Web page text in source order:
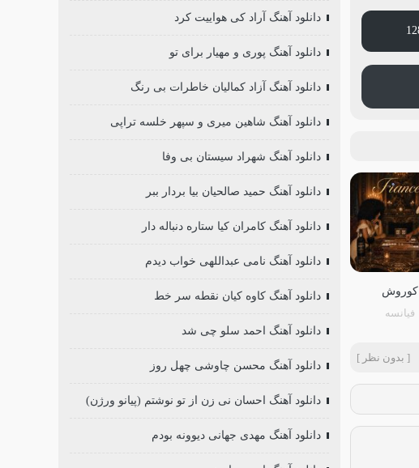
کوروش
فیانسه
[ بدون نظر ]
دانلود آهنگ آراد کی هواییت کرد
دانلود آهنگ پوری و مهیار برای تو
دانلود آهنگ آزاد کمالیان خاطرات بی رنگ
دانلود آهنگ شاهین میری و سپهر خلسه تراپی
دانلود آهنگ شهراد سیستان بی وفا
دانلود آهنگ حمید صالحیان بیا بردار ببر
دانلود آهنگ کامران کیا ستاره دنباله دار
دانلود آهنگ نامی عبداللهی خواب دیدم
دانلود آهنگ کاوه کیان نقطه سر خط
دانلود آهنگ احمد سلو چی شد
دانلود آهنگ محسن چاوشی چهل روز
دانلود آهنگ احسان نی زن از تو نوشتم (پیانو ورژن)
دانلود آهنگ مهدی جهانی دیوونه بودم